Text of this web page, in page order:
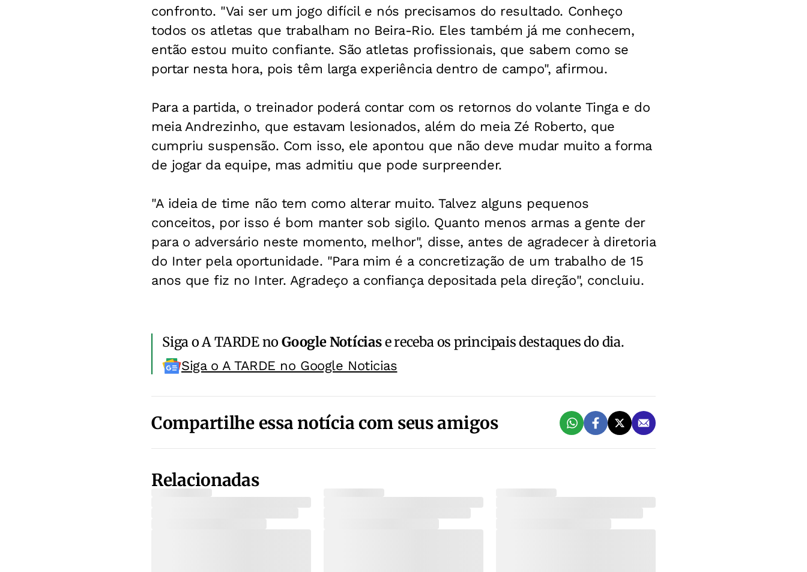
confronto. "Vai ser um jogo difícil e nós precisamos do resultado. Conheço
todos os atletas que trabalham no Beira-Rio. Eles também já me conhecem,
então estou muito confiante. São atletas profissionais, que sabem como se
portar nesta hora, pois têm larga experiência dentro de campo", afirmou.
Para a partida, o treinador poderá contar com os retornos do volante Tinga e do
meia Andrezinho, que estavam lesionados, além do meia Zé Roberto, que
cumpriu suspensão. Com isso, ele apontou que não deve mudar muito a forma
de jogar da equipe, mas admitiu que pode surpreender.
"A ideia de time não tem como alterar muito. Talvez alguns pequenos
conceitos, por isso é bom manter sob sigilo. Quanto menos armas a gente der
para o adversário neste momento, melhor", disse, antes de agradecer à diretoria
do Inter pela oportunidade. "Para mim é a concretização de um trabalho de 15
anos que fiz no Inter. Agradeço a confiança depositada pela direção", concluiu.
Siga o A TARDE noGoogle Notíciase receba os principais destaques do dia.
Siga o A TARDE no Google Noticias
Compartilhe essa notícia com seus amigos
Relacionadas